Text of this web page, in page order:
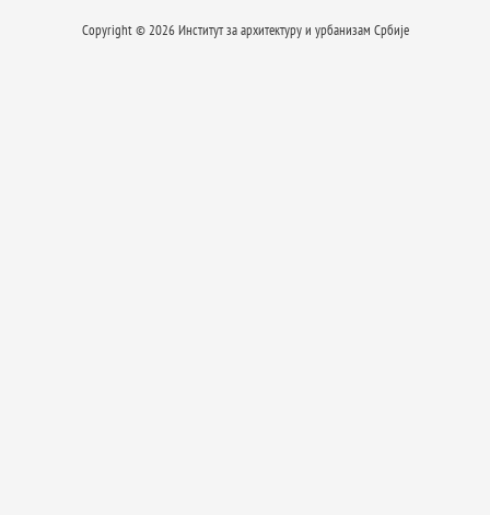
Copyright © 2026 Институт за архитектуру и урбанизам Србије